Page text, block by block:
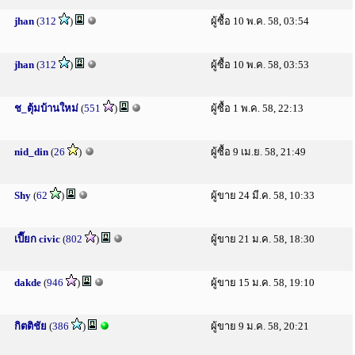
jhan (312 ) ผู้ซื้อ 10 พ.ค. 58, 03:54
jhan (312 ) ผู้ซื้อ 10 พ.ค. 58, 03:53
ช_ตุ้มบ้านใหม่ (551 ) ผู้ซื้อ 1 พ.ค. 58, 22:13
nid_din (26 ) ผู้ซื้อ 9 เม.ย. 58, 21:49
Shy (62 ) ผู้ขาย 24 มี.ค. 58, 10:33
เปี๊ยก civic (802 ) ผู้ขาย 21 ม.ค. 58, 18:30
dakde (946 ) ผู้ขาย 15 ม.ค. 58, 19:10
กิตติชัย (386 ) ผู้ขาย 9 ม.ค. 58, 20:21